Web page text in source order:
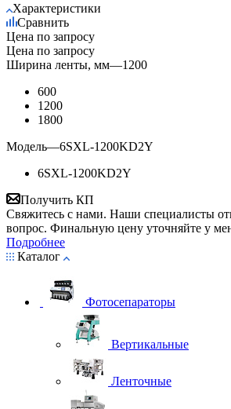
Характеристики
Сравнить
Цена по запросу
Цена по запросу
Ширина ленты, мм—1200
600
1200
1800
Модель—6SXL-1200KD2Y
6SXL-1200KD2Y
Получить КП
Свяжитесь с нами. Наши специалисты
вопрос. Финальную цену уточняйте у
Подробнее
Каталог
Фотосепараторы
Вертикальные
Ленточные